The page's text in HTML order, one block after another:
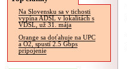
Na Slovensku sa v tichosti
vypína ADSL v lokalitách s
VDSL, už 31. mája
Orange sa doťahuje na UPC
a O2, spustí 2.5 Gbps
pripojenie